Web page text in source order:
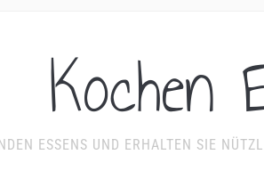
Kochen
ESSENS UND ERHALTEN SIE